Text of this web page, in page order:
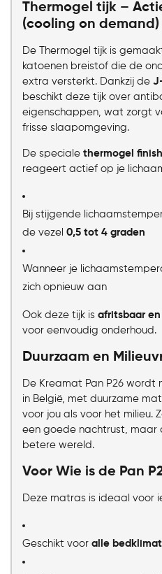
Thermogel tijk –
(cooling on demand)
De Thermogel tijk is
katoenen breistof die de
extra versterkt. Dankzij de
beschikt deze tijk over
eigenschappen, wat zorgt
frisse slaapomgeving.
De speciale thermogel
reageert actief op je
Bij stijgende
de vezel 0,5 tot 4 graden
Wanneer je
zich opnieuw aan
Ook deze tijk is afritsbaar en
voor eenvoudig onderhoud.
Duurzaam en
De Kreamat Pan P26
in België, met duurzame
voor jou als voor het milieu.
een goede nachtrust, maar
betere wereld.
Voor Wie is de Pan
Deze matras is ideaal voor
Geschikt voor alle